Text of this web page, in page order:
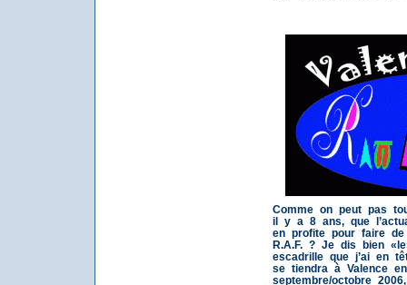
Comme on peut pas
il y a 8 ans, que
en profite pour faire
R.A.F. ? Je dis bien
escadrille que j’ai en
se tiendra à Valence
septembre/octobre